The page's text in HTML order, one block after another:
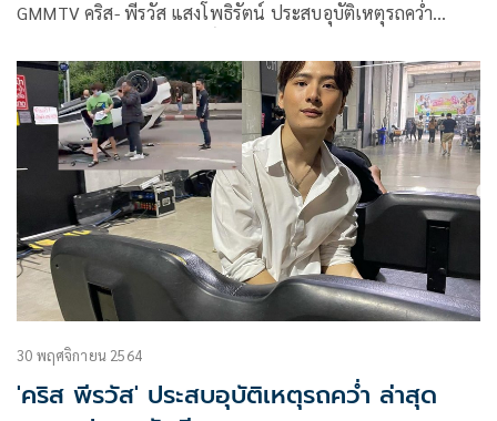
GMMTV คริส- พีรวัส แสงโพธิรัตน์ ประสบอุบัติเหตุรถคว่ำ
กรุงเทพฯ แต่เจ้าตัวปลอดภัย ล่าสุดหนุ่มคริสได้โพสต์รูปคู่กับคู่
กรณีลงในอินสตาแกรม พร้อมขอโทษคู่กรณีและยืนยันจะรับผิด
ชอบทุกอย่างที่เกิดขึ้น
30 พฤศจิกายน 2564
'คริส พีรวัส' ประสบอุบัติเหตุรถคว่ำ ล่าสุด